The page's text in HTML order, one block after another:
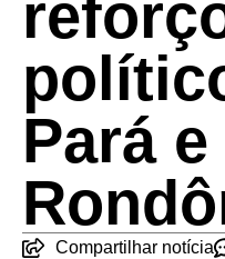
Pará e
Compartilhar notícia